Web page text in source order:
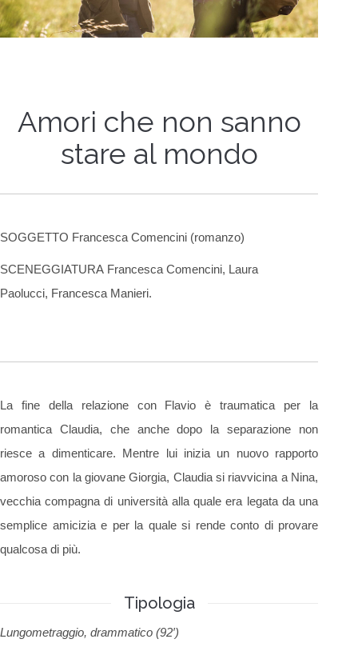
Amori che non sanno
stare al mondo
SOGGETTO Francesca Comencini (romanzo)
SCENEGGIATURA Francesca Comencini, Laura
Paolucci, Francesca Manieri.
La fine della relazione con Flavio è traumatica per la
romantica Claudia, che anche dopo la separazione non
riesce a dimenticare. Mentre lui inizia un nuovo rapporto
amoroso con la giovane Giorgia, Claudia si riavvicina a Nina,
vecchia compagna di università alla quale era legata da una
semplice amicizia e per la quale si rende conto di provare
qualcosa di più.
Tipologia
Lungometraggio, drammatico (92′)